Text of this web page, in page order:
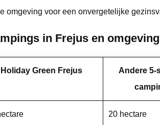
omgeving voor een onvergetelijke
in Frejus en omgeving
Holiday Green Frejus
Andere 5-
20 hectare